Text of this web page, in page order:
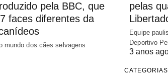
pela BBC, que
faces diferentes da
mundo dos cães selvagens
pelas
Equipe
Deportivo
3 anos
CATEGORIAS